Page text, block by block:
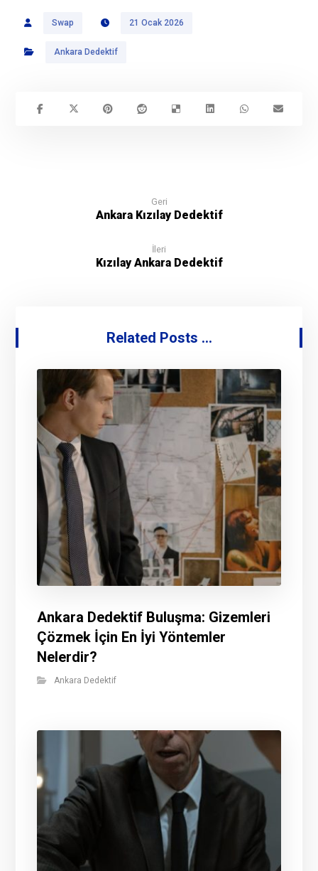
Swap 21 Ocak 2026
Ankara Dedektif
Geri
Ankara Kızılay Dedektif
İleri
Kızılay Ankara Dedektif
Related Posts ...
Ankara Dedektif Buluşma: Gizemleri
Çözmek İçin En İyi Yöntemler
Nelerdir?
Ankara Dedektif